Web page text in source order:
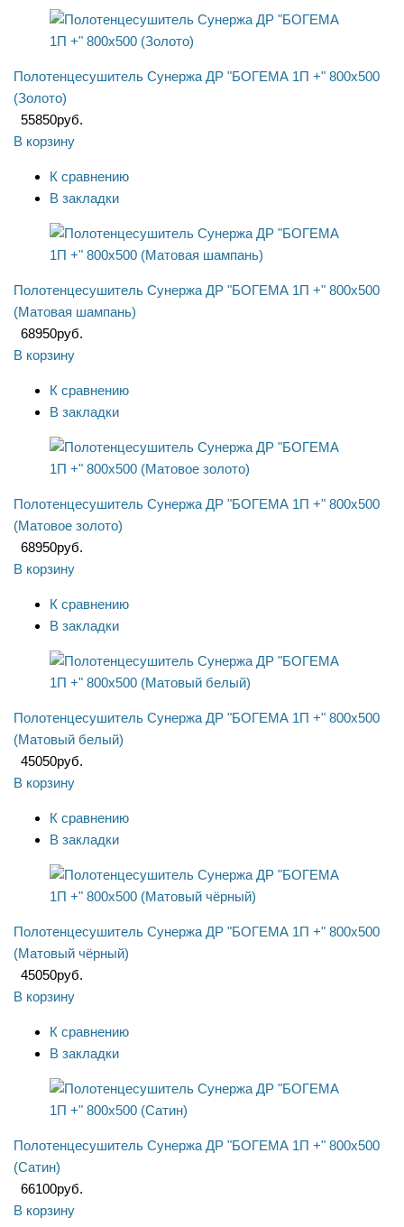
Полотенцесушитель Сунержа ДР "БОГЕМА 1П +" 800х500
(Золото)
55850руб.
В корзину
К сравнению
В закладки
Полотенцесушитель Сунержа ДР "БОГЕМА 1П +" 800х500
(Матовая шампань)
68950руб.
В корзину
К сравнению
В закладки
Полотенцесушитель Сунержа ДР "БОГЕМА 1П +" 800х500
(Матовое золото)
68950руб.
В корзину
К сравнению
В закладки
Полотенцесушитель Сунержа ДР "БОГЕМА 1П +" 800х500
(Матовый белый)
45050руб.
В корзину
К сравнению
В закладки
Полотенцесушитель Сунержа ДР "БОГЕМА 1П +" 800х500
(Матовый чёрный)
45050руб.
В корзину
К сравнению
В закладки
Полотенцесушитель Сунержа ДР "БОГЕМА 1П +" 800х500
(Сатин)
66100руб.
В корзину